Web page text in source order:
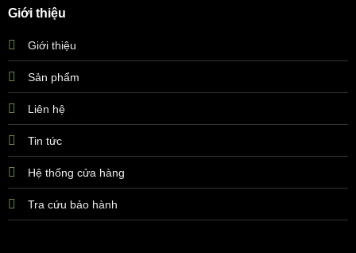
Giới thiệu
Giới thiệu
Sản phẩm
Liên hệ
Tin tức
Hệ thống cửa hàng
Tra cứu bảo hành